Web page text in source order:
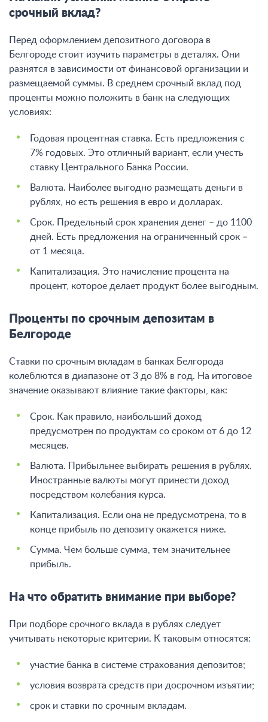
срочный вклад?
Перед оформлением депозитного договора в
Белгороде стоит изучить параметры в деталях. Они
разнятся в зависимости от финансовой организации и
размещаемой суммы. В среднем срочный вклад под
проценты можно положить в банк на следующих
условиях:
Годовая процентная ставка. Есть предложения с
7% годовых. Это отличный вариант, если учесть
ставку Центрального Банка России.
Валюта. Наиболее выгодно размещать деньги в
рублях, но есть решения в евро и долларах.
Срок. Предельный срок хранения денег – до 1100
дней. Есть предложения на ограниченный срок –
от 1 месяца.
Капитализация. Это начисление процента на
процент, которое делает продукт более выгодным.
Проценты по срочным депозитам в
Белгороде
Ставки по срочным вкладам в банках Белгорода
колеблются в диапазоне от 3 до 8% в год. На итоговое
значение оказывают влияние такие факторы, как:
Срок. Как правило, наибольший доход
предусмотрен по продуктам со сроком от 6 до 12
месяцев.
Валюта. Прибыльнее выбирать решения в рублях.
Иностранные валюты могут принести доход
посредством колебания курса.
Капитализация. Если она не предусмотрена, то в
конце прибыль по депозиту окажется ниже.
Сумма. Чем больше сумма, тем значительнее
прибыль.
На что обратить внимание при выборе?
При подборе срочного вклада в рублях следует
учитывать некоторые критерии. К таковым относятся:
участие банка в системе страхования депозитов;
условия возврата средств при досрочном изъятии;
срок и ставки по срочным вкладам.